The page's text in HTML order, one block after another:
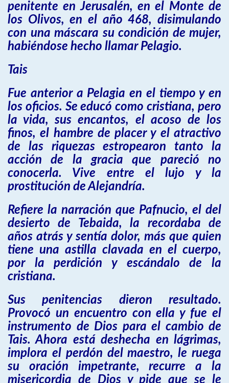
penitente en Jerusalén, en el Monte de
los Olivos, en el año 468, disimulando
con una máscara su condición de mujer,
habiéndose hecho llamar Pelagio.
Tais
Fue anterior a Pelagia en el tiempo y en
los oficios. Se educó como cristiana, pero
la vida, sus encantos, el acoso de los
finos, el hambre de placer y el atractivo
de las riquezas estropearon tanto la
acción de la gracia que pareció no
conocerla. Vive entre el lujo y la
prostitución de Alejandría.
Refiere la narración que Pafnucio, el del
desierto de Tebaida, la recordaba de
años atrás y sentía dolor, más que quien
tiene una astilla clavada en el cuerpo,
por la perdición y escándalo de la
cristiana.
Sus penitencias dieron resultado.
Provocó un encuentro con ella y fue el
instrumento de Dios para el cambio de
Tais. Ahora está deshecha en lágrimas,
implora el perdón del maestro, le ruega
su oración impetrante, recurre a la
misericordia de Dios y pide que se le